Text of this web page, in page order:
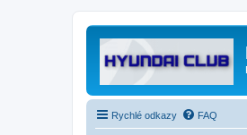
Rychlé odkazy FAQ